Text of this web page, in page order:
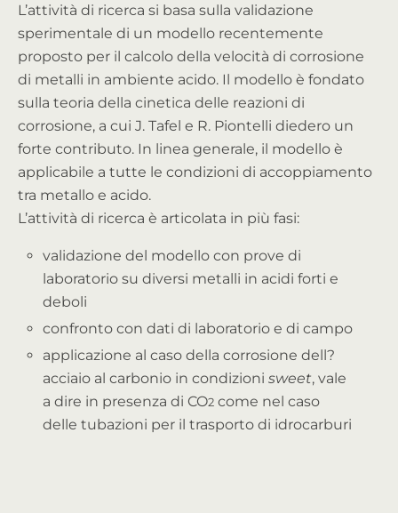
L’attività di ricerca si basa sulla validazione
sperimentale di un modello recentemente
proposto per il calcolo della velocità di corrosione
di metalli in ambiente acido. Il modello è fondato
sulla teoria della cinetica delle reazioni di
corrosione, a cui J. Tafel e R. Piontelli diedero un
forte contributo. In linea generale, il modello è
applicabile a tutte le condizioni di accoppiamento
tra metallo e acido.
L’attività di ricerca è articolata in più fasi:
validazione del modello con prove di
laboratorio su diversi metalli in acidi forti e
deboli
confronto con dati di laboratorio e di campo
applicazione al caso della corrosione dell?
acciaio al carbonio in condizionisweet, vale
a dire in presenza di CO2 come nel caso
delle tubazioni per il trasporto di idrocarburi